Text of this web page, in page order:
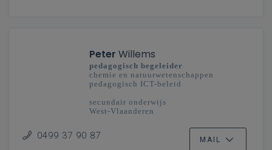
Peter Willems
pedagogisch begeleider
chemie en natuurwetenschappen
pedagogisch ICT-beleid
secundair onderwijs
West-Vlaanderen
0499 37 90 87 MAIL